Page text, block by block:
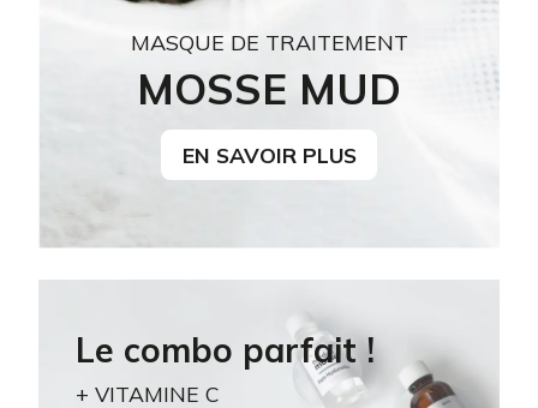
MASQUE DE TRAITEMENT
MOSSE MUD
EN SAVOIR PLUS
Le combo parfait !
+ VITAMINE C